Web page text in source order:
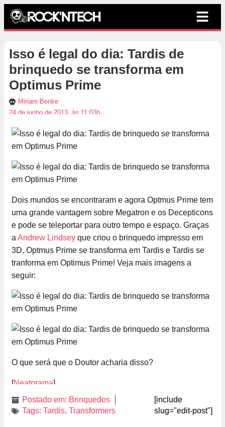
Isso é legal do dia: Tardis de
brinquedo se transforma em
Optimus Prime
Miriam Benke
24 de junho de 2013, às 11:03h
Dois mundos se encontraram e agora Optmus Prime tem
uma grande vantagem sobre Megatron e os Decepticons
e pode se teleportar para outro tempo e espaço. Graças
a Andrew Lindsey que criou o brinquedo impresso em
3D, Optmus Prime se transforma em Tardis e Tardis se
tranforma em Optimus Prime! Veja mais imagens a
seguir:
O que será que o Doutor acharia disso?
[Neatorama]
Postado em: Brinquedos
Tags: Tardis, Transformers
[include
slug="edit-post"]